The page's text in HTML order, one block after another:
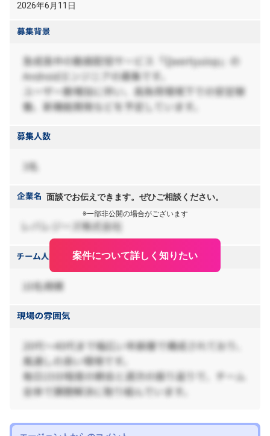
2026年6月11日
面談でお伝えできます。ぜひご相談ください。
※一部非公開の場合がございます
案件について詳しく知りたい